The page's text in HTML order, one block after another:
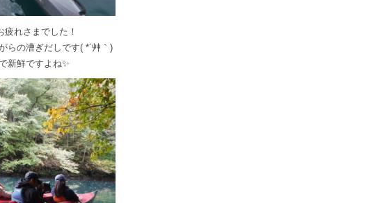
れさまでした！
らの漕ぎだしです( *´艸｀)
新鮮ですよね✨